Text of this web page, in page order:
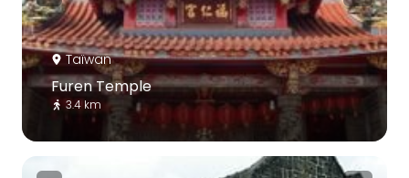
Taïwan
Furen Temple
3.4 km